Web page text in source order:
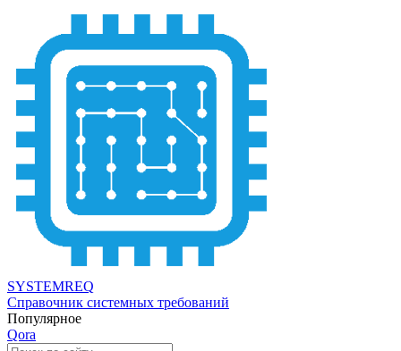
SYSTEMREQ
Справочник системных требований
Популярное
Qora